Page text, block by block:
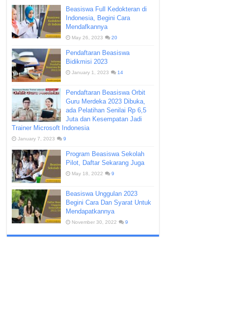
Beasiswa Full Kedokteran di
Indonesia, Begini Cara
Mendafkannya
May 26, 2023 20
Pendaftaran Beasiswa
Bidikmisi 2023
January 1, 2023 14
Pendaftaran Beasiswa Orbit
Guru Merdeka 2023 Dibuka,
ada Pelatihan Senilai Rp 6,5
Juta dan Kesempatan Jadi
Trainer Microsoft Indonesia
January 7, 2023 9
Program Beasiswa Sekolah
Pilot, Daftar Sekarang Juga
May 18, 2022 9
Beasiswa Unggulan 2023
Begini Cara Dan Syarat Untuk
Mendapatkannya
November 30, 2022 9